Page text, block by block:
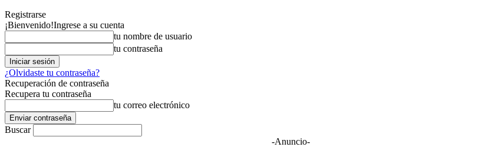
Registrarse
¡Bienvenido!Ingrese a su cuenta
tu nombre de usuario
tu contraseña
¿Olvidaste tu contraseña?
Recuperación de contraseña
Recupera tu contraseña
tu correo electrónico
Buscar
-Anuncio-